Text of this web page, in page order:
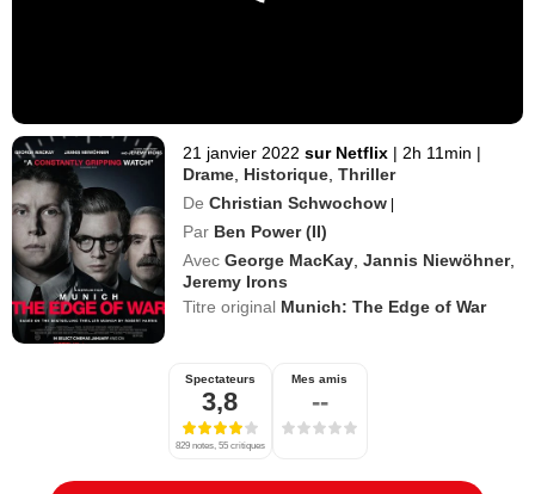
21 janvier 2022 sur Netflix | 2h 11min |
Drame Historique ,Thriller
De Christian Schwochow |
Par Ben Power (II)
Avec George MacKay ,Jannis Niewöhner,
Jeremy Irons
Titre original Munich: The Edge of War
Spectateurs
3,8
829 notes, 55 critiques
Mes amis
--